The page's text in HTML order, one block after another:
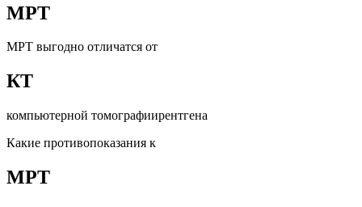
МРТ
МРТ выгодно отличатся от
КТ
компьютерной томографиирентгена
Какие противопоказания к
МРТ